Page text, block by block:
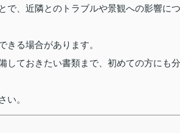
で、近隣とのトラブルや景観への影響につ
きる場合があります。
しておきたい書類まで、初めての方にも分
い。